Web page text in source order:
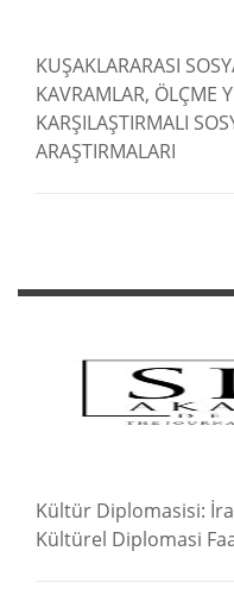
KUŞAKLARARASI
KAVRAMLAR, ÖLÇME
KARŞILAŞTIRMALI
ARAŞTIRMALARI
Kültür Diplomasisi:
Kültürel Diplomasi